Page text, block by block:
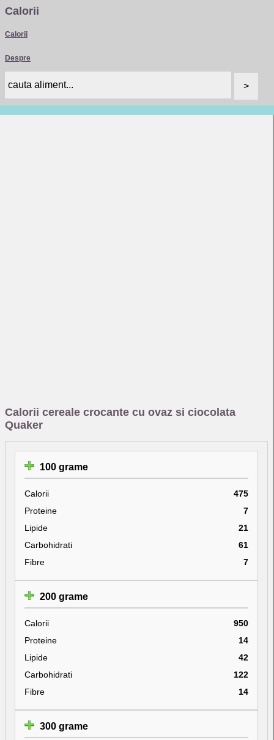
Calorii
Calorii
Despre
Calorii cereale crocante cu ovaz si ciocolata
Quaker
100 grame
Calorii
475
Proteine
7
Lipide
21
Carbohidrati
61
Fibre
7
200 grame
Calorii
950
Proteine
14
Lipide
42
Carbohidrati
122
Fibre
14
300 grame